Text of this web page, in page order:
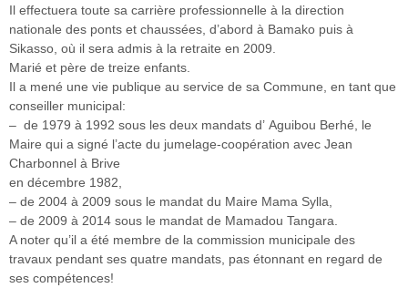
Il effectuera toute sa carrière professionnelle à la direction
nationale des ponts et chaussées, d’abord à Bamako puis à
Sikasso, où il sera admis à la retraite en 2009.
Marié et père de treize enfants.
Il a mené une vie publique au service de sa Commune, en tant que
conseiller municipal:
– de 1979 à 1992 sous les deux mandats d’ Aguibou Berhé, le
Maire qui a signé l’acte du jumelage-coopération avec Jean
Charbonnel à Brive
en décembre 1982,
– de 2004 à 2009 sous le mandat du Maire Mama Sylla,
– de 2009 à 2014 sous le mandat de Mamadou Tangara.
A noter qu’il a été membre de la commission municipale des
travaux pendant ses quatre mandats, pas étonnant en regard de
ses compétences!